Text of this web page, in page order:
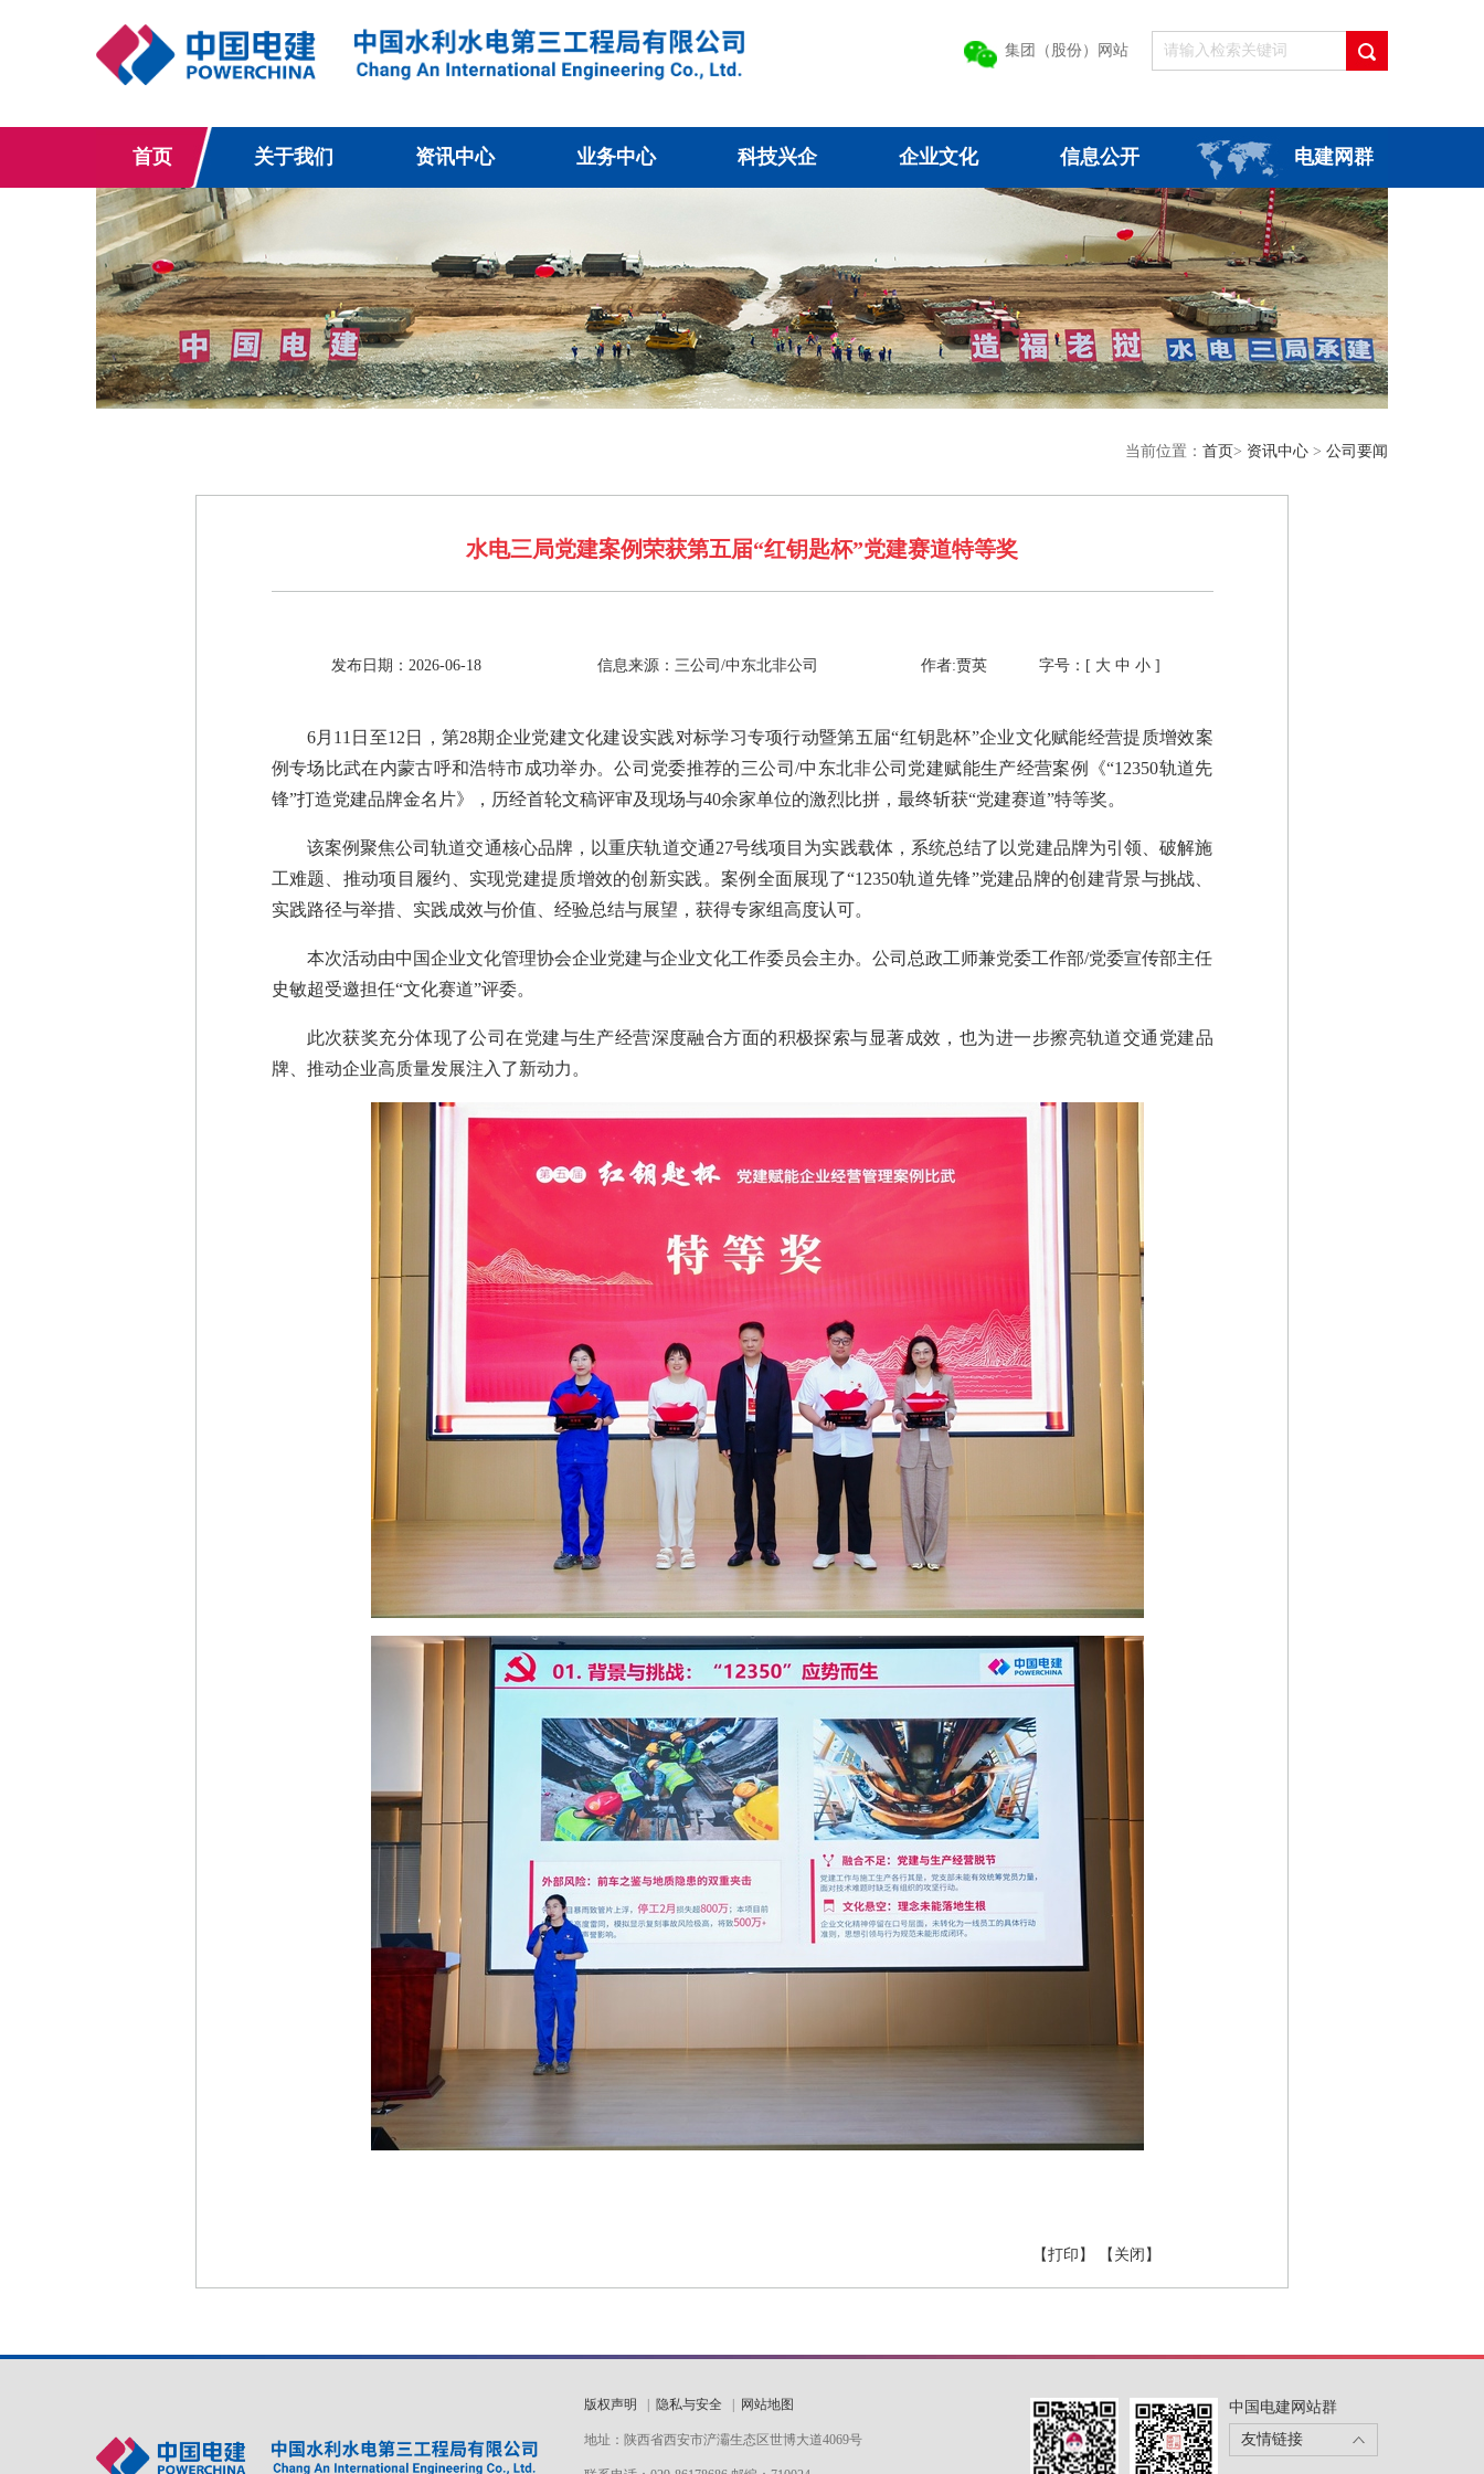
集团（股份）网站
首页 关于我们 资讯中心 业务中心 科技兴企 企业文化 信息公开 电建网群
当前位置： 首页> 资讯中心 > 公司要闻
水电三局党建案例荣获第五届“红钥匙杯”党建赛道特等奖
发布日期：2026-06-18 信息来源：三公司/中东北非公司 作者:贾英 字号：[ 大 中 小 ]
6月11日至12日，第28期企业党建文化建设实践对标学习专项行动暨第五届“红钥匙杯”企业文化赋能经营提质增效案
例专场比武在内蒙古呼和浩特市成功举办。公司党委推荐的三公司/中东北非公司党建赋能生产经营案例《“12350轨道先
锋”打造党建品牌金名片》，历经首轮文稿评审及现场与40余家单位的激烈比拼，最终斩获“党建赛道”特等奖。
该案例聚焦公司轨道交通核心品牌，以重庆轨道交通27号线项目为实践载体，系统总结了以党建品牌为引领、破解施
工难题、推动项目履约、实现党建提质增效的创新实践。案例全面展现了“12350轨道先锋”党建品牌的创建背景与挑战、
实践路径与举措、实践成效与价值、经验总结与展望，获得专家组高度认可。
本次活动由中国企业文化管理协会企业党建与企业文化工作委员会主办。公司总政工师兼党委工作部/党委宣传部主任
史敏超受邀担任“文化赛道”评委。
此次获奖充分体现了公司在党建与生产经营深度融合方面的积极探索与显著成效，也为进一步擦亮轨道交通党建品
牌、推动企业高质量发展注入了新动力。
【打印】 【关闭】
版权声明 隐私与安全 网站地图
地址：陕西省西安市浐灞生态区世博大道4069号
中国电建网站群
友情链接